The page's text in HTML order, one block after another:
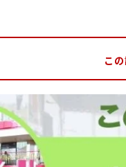
こ